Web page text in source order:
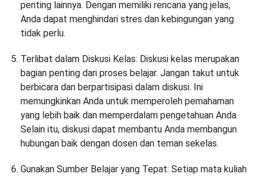
penting lainnya. Dengan memiliki rencana yang jelas,
Anda dapat menghindari stres dan kebingungan yang
tidak perlu.
Terlibat dalam Diskusi Kelas: Diskusi kelas merupakan
bagian penting dari proses belajar. Jangan takut untuk
berbicara dan berpartisipasi dalam diskusi. Ini
memungkinkan Anda untuk memperoleh pemahaman
yang lebih baik dan memperdalam pengetahuan Anda.
Selain itu, diskusi dapat membantu Anda membangun
hubungan baik dengan dosen dan teman sekelas.
Gunakan Sumber Belajar yang Tepat: Setiap mata kuliah